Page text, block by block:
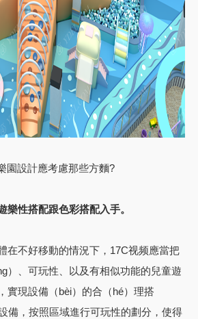
園設計應考慮那些方麵?
樂性搭配跟色彩搭配入手。
在不好移動的情況下，17C视频應當把
）、可玩性、以及有相似功能的兒童遊
實現設備（bèi）的合（hé）理搭
備，按照區域進行可玩性的劃分，使得